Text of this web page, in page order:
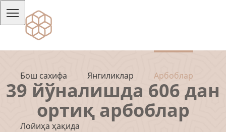
Бош сахифа Янгиликлар Арбоблар
Лойиҳа ҳақида
39 йўналишда 606 дан
ортиқ арбоблар